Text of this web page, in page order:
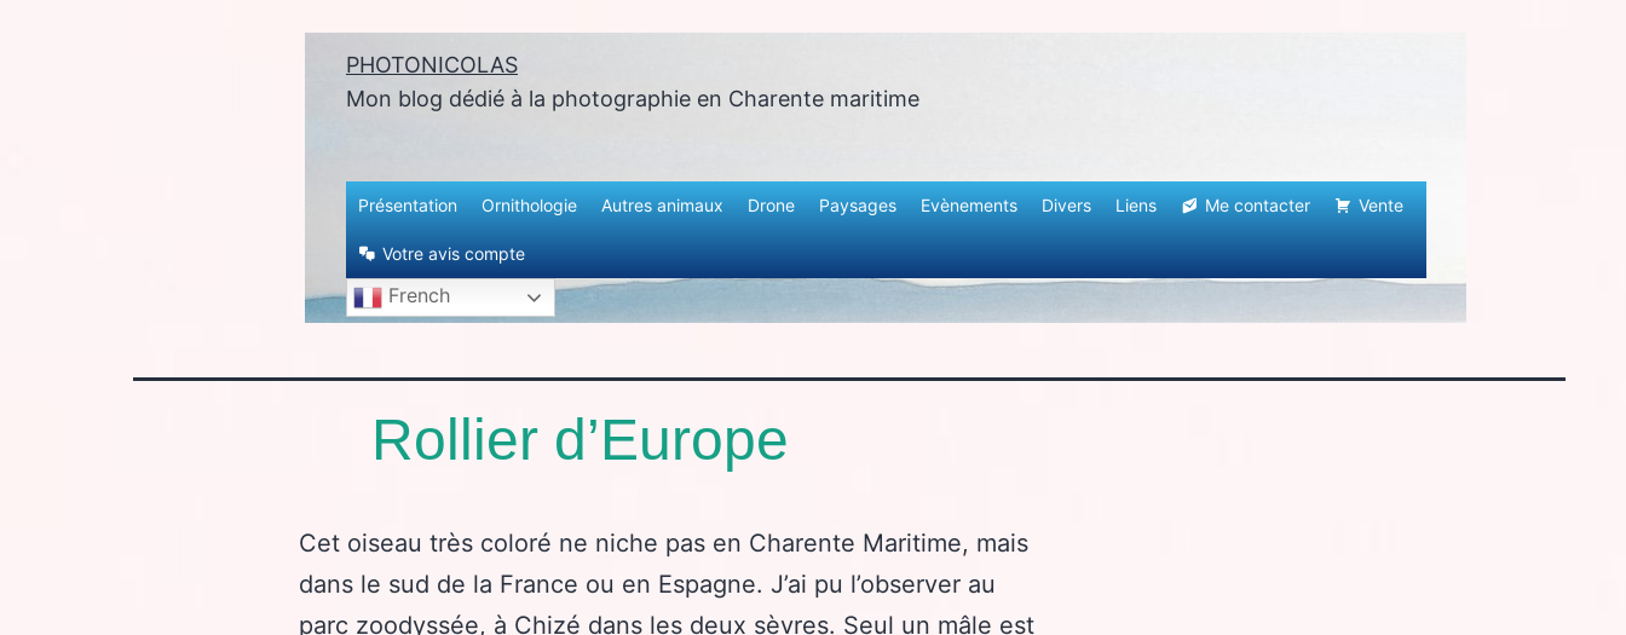
PHOTONICOLAS
Mon blog dédié à la photographie en Charente maritime
Présentation Ornithologie Autres animaux Drone Paysages Evènements Divers Liens Me contacter Vente
Votre avis compte
French
Rollier d’Europe
Cet oiseau très coloré ne niche pas en Charente Maritime, mais
dans le sud de la France ou en Espagne. J’ai pu l’observer au
parc zoodyssée, à Chizé dans les deux sèvres. Seul un mâle est